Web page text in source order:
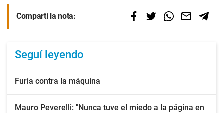
Compartí la nota:
Seguí leyendo
Furia contra la máquina
Mauro Peverelli: "Nunca tuve el miedo a la página en